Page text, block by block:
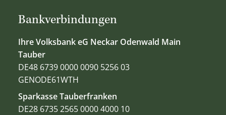
Bankverbindungen
Ihre Volksbank eG Neckar Odenwald Main
Tauber
DE48 6739 0000 0090 5256 03
GENODE61WTH
Sparkasse Tauberfranken
DE28 6735 2565 0000 4000 10